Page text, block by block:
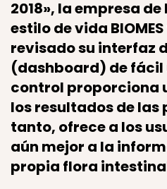
2018», la empresa
estilo de vida
revisado su interfaz
(dashboard) de fácil
control proporciona
los resultados de las
tanto, ofrece a los
aún mejor a la
propia flora